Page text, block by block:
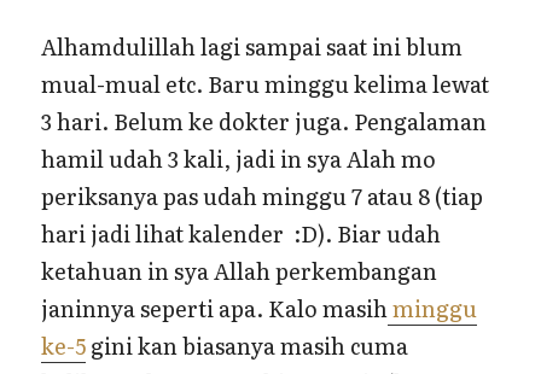
Alhamdulillah lagi sampai saat ini blum
mual-mual etc. Baru minggu kelima lewat
3 hari. Belum ke dokter juga. Pengalaman
hamil udah 3 kali, jadi in sya Alah mo
periksanya pas udah minggu 7 atau 8 (tiap
hari jadi lihat kalender :D). Biar udah
ketahuan in sya Allah perkembangan
janinnya seperti apa. Kalo masihminggu
ke-5gini kan biasanya masih cuma